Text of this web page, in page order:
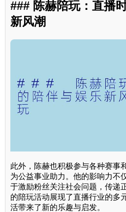
### 陈赫陪玩：直播
新风潮
此外，陈赫也积极参与各种赛事
为公益事业助力。他的影响力不
于激励粉丝关注社会问题，传递
的陪玩活动展现了直播行业的多
活带来了新的乐趣与启发。